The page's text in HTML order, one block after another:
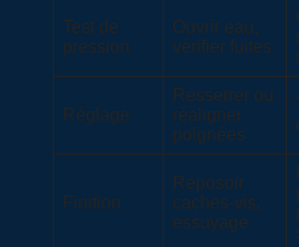
Test de
pression
Ouvrir eau,
vérifier fuites
Réglage
Resserrer ou
réaligner
poignées
Finition
Reposoir
caches-vis,
essuyage